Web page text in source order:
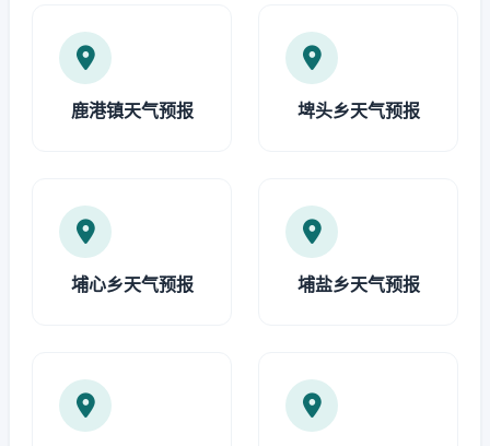
鹿港镇天气预报 埤头乡天气预报
埔心乡天气预报 埔盐乡天气预报